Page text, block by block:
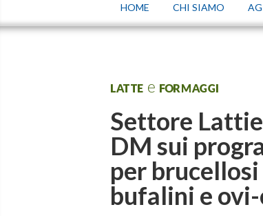
HOME CHI SIAMO
LATTE e FORMAGGI
Settore
DM sui
per
bufalini e